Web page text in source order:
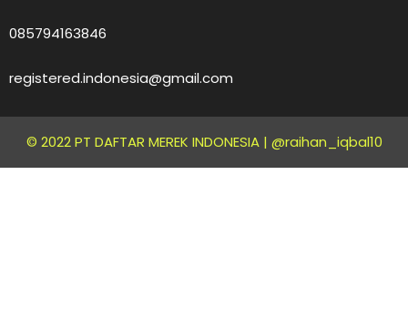
085794163846
registered.indonesia@gmail.com
© 2022 PT DAFTAR MEREK INDONESIA | @raihan_iqbal10